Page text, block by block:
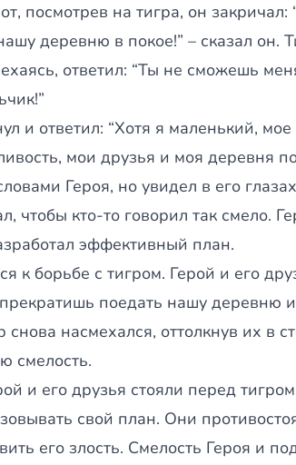
посмотрев на тигра, он
деревню в покое!” – сказал он.
ответил: “Ты не сможешь
и ответил: “Хотя я маленький,
мои друзья и моя деревня
Героя, но увидел в его
чтобы кто-то говорил так смело.
эффективный план.
к борьбе с тигром. Герой и его
поедать нашу деревню
снова насмехался, оттолкнув их в
смелость.
и его друзья стояли перед
свой план. Они
его злость. Смелость Героя и